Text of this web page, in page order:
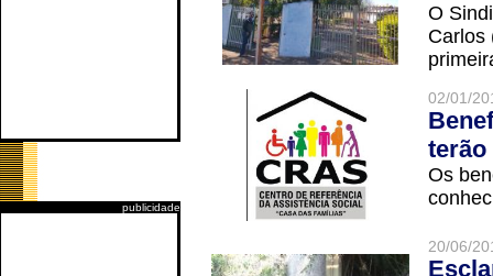
publicidade
O
Carlos
02/01/
terão
Os
20/06/